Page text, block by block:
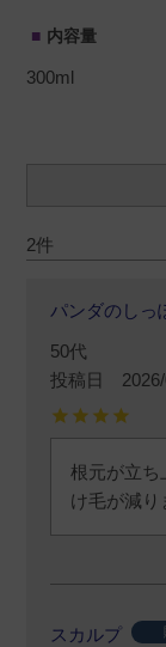
内容量
300ml
2
パンダのしっ
50代
投稿日
根元が立ち
け毛が減り
スカルプ